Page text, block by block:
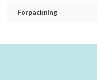
Förpackning